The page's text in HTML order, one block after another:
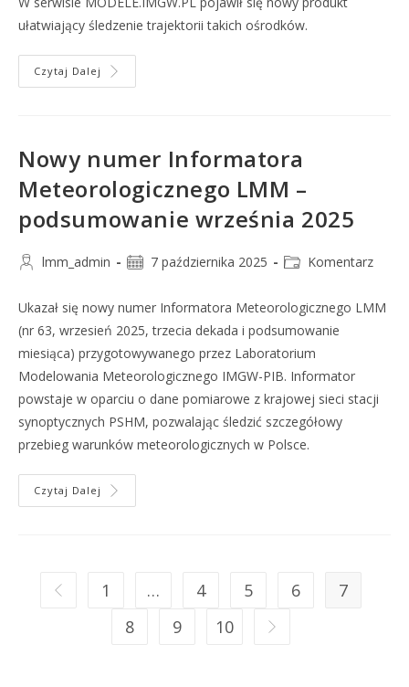
ułatwiający śledzenie trajektorii takich ośrodków.
Czytaj Dalej
Nowy numer Informatora
Meteorologicznego LMM –
podsumowanie września 2025
lmm_admin 7 października 2025 Komentarz
Ukazał się nowy numer Informatora Meteorologicznego LMM
(nr 63, wrzesień 2025, trzecia dekada i podsumowanie
miesiąca) przygotowywanego przez Laboratorium
Modelowania Meteorologicznego IMGW-PIB. Informator
powstaje w oparciu o dane pomiarowe z krajowej sieci stacji
synoptycznych PSHM, pozwalając śledzić szczegółowy
przebieg warunków meteorologicznych w Polsce.
Czytaj Dalej
1 … 4 5 6
7
8
9 10